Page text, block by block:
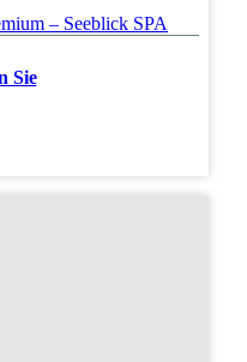
– Seeblick SPA
Sie